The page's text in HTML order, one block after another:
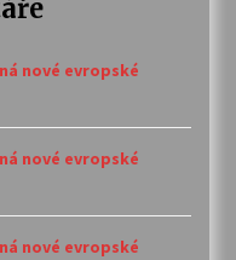
nové evropské
nové evropské
nové evropské